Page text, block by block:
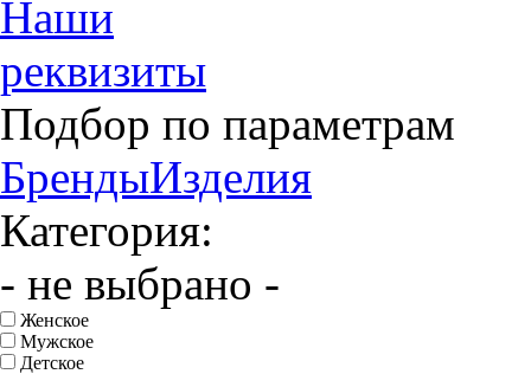
Наши
реквизиты
Подбор по параметрам
БрендыИзделия
Категория:
- не выбрано -
Женское
Мужское
Детское